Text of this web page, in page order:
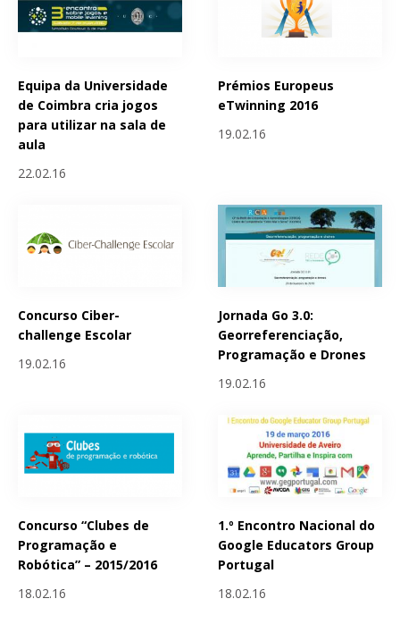
Equipa da Universidade
de Coimbra cria jogos
para utilizar na sala de
aula
22.02.16
Prémios Europeus
eTwinning 2016
19.02.16
Concurso Ciber-
challenge Escolar
19.02.16
Jornada Go 3.0:
Georreferenciação,
Programação e Drones
19.02.16
Concurso “Clubes de
Programação e
Robótica” – 2015/2016
18.02.16
1.º Encontro Nacional do
Google Educators Group
Portugal
18.02.16